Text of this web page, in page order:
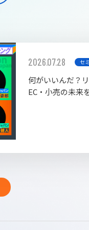
2026.07.28 セ
何がいいんだ？
EC・小売の未来